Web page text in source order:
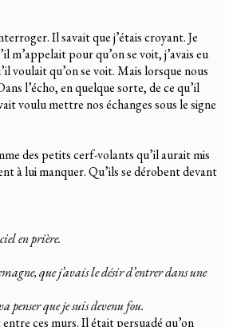
Il savait que j’étais croyant. Je
m’appelait pour qu’on se voit, j’avais eu
voulait qu’on se voit. Mais lorsque nous
l’écho, en quelque sorte, de ce qu’il
voulu mettre nos échanges sous le signe
des petits cerf-volants qu’il aurait mis
à lui manquer. Qu’ils se dérobent devant
en prière.
que j’avais le désir d’entrer dans une
que je suis devenu fou.
ces murs. Il était persuadé qu’on